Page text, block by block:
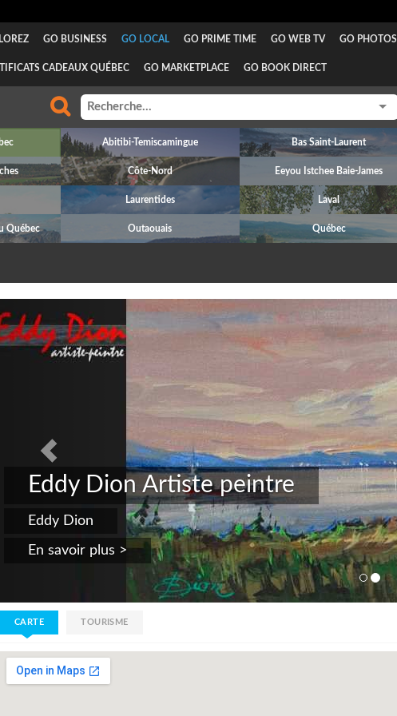
GO BUSINESS GO LOCAL GO PRIME TIME GO WEB TV GO PHOTOS
CADEAUX QUÉBEC GO MARKETPLACE GO BOOK DIRECT
Abitibi-Temiscamingue Bas Saint-Laurent
Côte-Nord Eeyou Istchee Baie-James
Laurentides Laval
Québec Outaouais Québec
Eddy Dion Artiste peintre
Eddy Dion
En savoir plus >
CARTE TOURISME